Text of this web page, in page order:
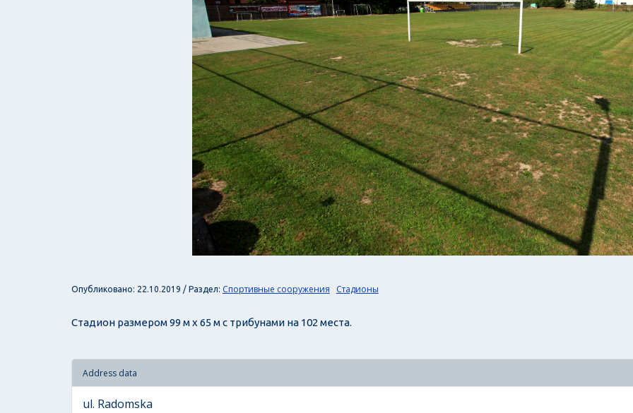
Опубликовано: 22.10.2019 / Раздел: Спортивные сооружения Стадионы
Стадион размером 99 м х 65 м с трибунами на 102 места.
Address data
ul. Radomska